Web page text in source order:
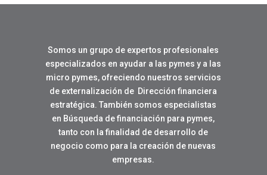
Somos un grupo de expertos profesionales
especializados en ayudar a las pymes y a las
micro pymes, ofreciendo nuestros servicios
de externalización de Dirección financiera
estratégica. También somos especialistas
en Búsqueda de financiación para pymes,
tanto con la finalidad de desarrollo de
negocio como para la creación de nuevas
empresas.